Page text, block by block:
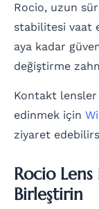
Rocio, uzun
stabilitesi vaat
aya kadar
değiştirme
Kontakt lensler
edinmek için
ziyaret
Rocio
Birleştirin